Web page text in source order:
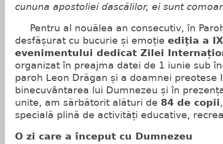
cununa apostoliei dascălilor, ei sunt
Pentru al nouălea an consecutiv, în
desfășurat cu bucurie și emoție ediția a
evenimentului dedicat Zilei
organizat în preajma datei de 1 iunie sub
paroh Leon Drăgan și a doamnei preotese
binecuvântarea lui Dumnezeu și în
unite, am sărbătorit alături de 84 de copii
specială plină de activități educative,
O zi care a început cu Dumnezeu